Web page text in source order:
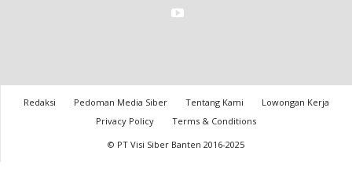
Redaksi Pedoman Media Siber Tentang Kami
Lowongan Kerja
Privacy Policy
Terms & Conditions
© PT Visi Siber Banten 2016-2025